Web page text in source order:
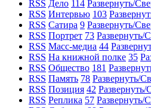
RSS Дело 114 Развернуть/
RSS Интервью 103
RSS Сатира 9 Развернуть/
RSS Портрет 73 Развернуть/
RSS Масс-медиа 44
RSS На книжной полке 35
RSS Общество 181
RSS Память 78 Развернуть/
RSS Позиция 42 Развернуть/
RSS Реплика 57 Развернуть/